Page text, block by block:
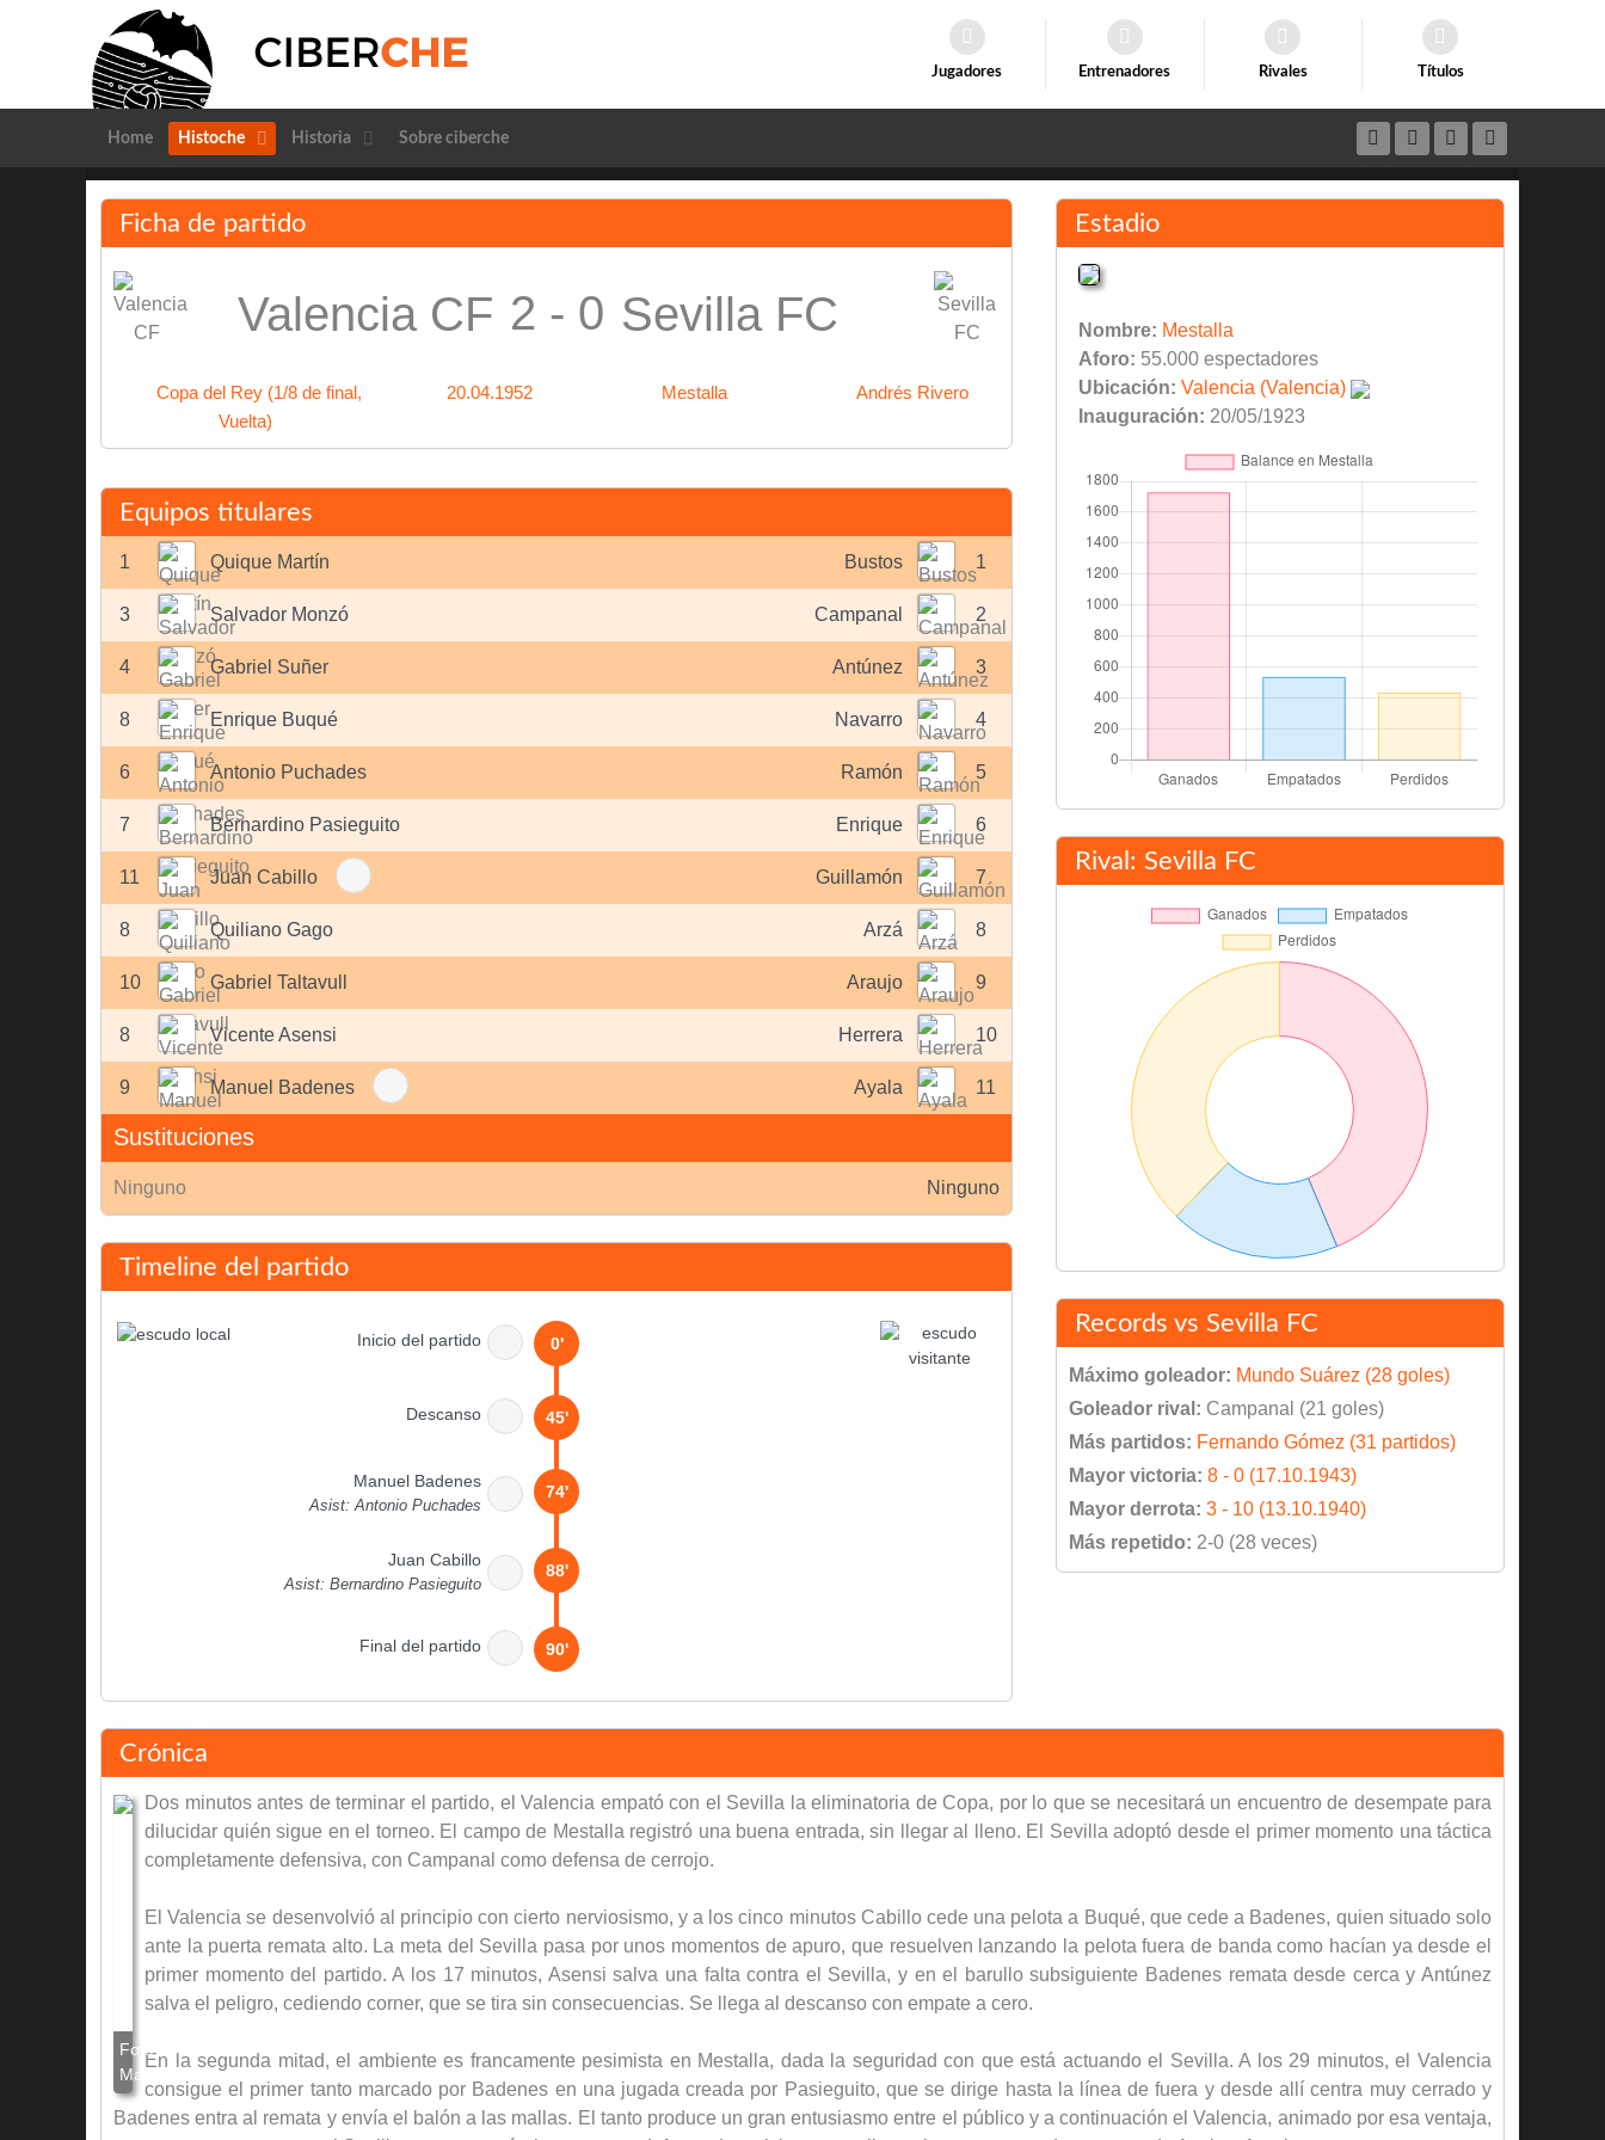
Jugadores Entrenadores Rivales Títulos
Home Histoche Historia Sobre ciberche
Ficha de partido
Valencia CF 2 - 0 Sevilla FC
Copa del Rey (1/8 de final,
Vuelta)
20.04.1952 Mestalla Andrés Rivero
Equipos titulares
1 Quique Martín
3 Salvador Monzó
4 Gabriel Suñer
8 Enrique Buqué
6 Antonio Puchades
7 Bernardino Pasieguito
11 Juan Cabillo
8 Quiliano Gago
10 Gabriel Taltavull
8 Vicente Asensi
9 Manuel Badenes
Sustituciones
Ninguno
1
Bustos
2
Campanal
3
Antúnez
4
Navarro
5
Ramón
6
Enrique
7
Guillamón
8
Arzá
9
Araujo
10
Herrera
11
Ayala
Ninguno
Timeline del partido
Inicio del partido 0'
Descanso 45'
Manuel Badenes
Asist: Antonio Puchades
74'
Juan Cabillo
Asist: Bernardino Pasieguito
88'
Final del partido 90'
Estadio
Nombre: Mestalla
Aforo: 55.000 espectadores
Ubicación: Valencia (Valencia)
Inauguración: 20/05/1923
Rival: Sevilla FC
Records vs Sevilla FC
Máximo goleador: Mundo Suárez (28 goles)
Goleador rival: Campanal (21 goles)
Más partidos: Fernando Gómez (31 partidos)
Mayor victoria: 8 - 0 (17.10.1943)
Mayor derrota: 3 - 10 (13.10.1940)
Más repetido: 2-0 (28 veces)
Crónica
Dos minutos antes de terminar el partido, el Valencia empató con el Sevilla la eliminatoria de Copa, por lo que se necesitará un encuentro de desempate para
dilucidar quién sigue en el torneo. El campo de Mestalla registró una buena entrada, sin llegar al lleno. El Sevilla adoptó desde el primer momento una táctica
completamente defensiva, con Campanal como defensa de cerrojo.
El Valencia se desenvolvió al principio con cierto nerviosismo, y a los cinco minutos Cabillo cede una pelota a Buqué, que cede a Badenes, quien situado solo
ante la puerta remata alto. La meta del Sevilla pasa por unos momentos de apuro, que resuelven lanzando la pelota fuera de banda como hacían ya desde el
primer momento del partido. A los 17 minutos, Asensi salva una falta contra el Sevilla, y en el barullo subsiguiente Badenes remata desde cerca y Antúnez
salva el peligro, cediendo corner, que se tira sin consecuencias. Se llega al descanso con empate a cero.
En la segunda mitad, el ambiente es francamente pesimista en Mestalla, dada la seguridad con que está actuando el Sevilla. A los 29 minutos, el Valencia
consigue el primer tanto marcado por Badenes en una jugada creada por Pasieguito, que se dirige hasta la línea de fuera y desde allí centra muy cerrado y
Badenes entra al remata y envía el balón a las mallas. El tanto produce un gran entusiasmo entre el público y a continuación el Valencia, animado por esa ventaja,